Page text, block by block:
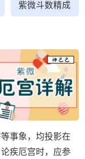
紫微斗数精成
事象，均投影在
疾厄宫时，应参